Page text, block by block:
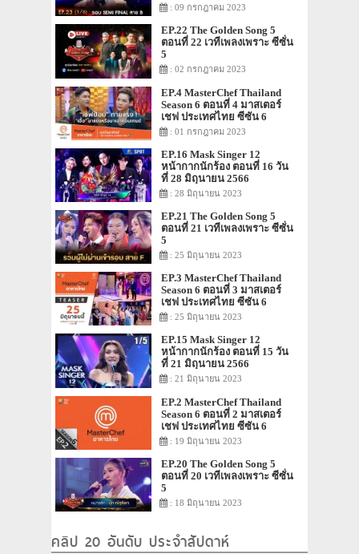
: 09 กรกฎาคม 2023
EP.22 The Golden Song 5
ตอนที่ 22 เวทีเพลงเพราะ ซีซั่น
5
: 02 กรกฎาคม 2023
EP.4 MasterChef Thailand
Season 6 ตอนที่ 4 มาสเตอร์
เชฟ ประเทศไทย ซีซัน 6
: 01 กรกฎาคม 2023
EP.16 Mask Singer 12
หน้ากากนักร้อง ตอนที่ 16 วัน
ที่ 28 มิถุนายน 2566
: 28 มิถุนายน 2023
EP.21 The Golden Song 5
ตอนที่ 21 เวทีเพลงเพราะ ซีซั่น
5
: 25 มิถุนายน 2023
EP.3 MasterChef Thailand
Season 6 ตอนที่ 3 มาสเตอร์
เชฟ ประเทศไทย ซีซัน 6
: 25 มิถุนายน 2023
EP.15 Mask Singer 12
หน้ากากนักร้อง ตอนที่ 15 วัน
ที่ 21 มิถุนายน 2566
: 21 มิถุนายน 2023
EP.2 MasterChef Thailand
Season 6 ตอนที่ 2 มาสเตอร์
เชฟ ประเทศไทย ซีซัน 6
: 19 มิถุนายน 2023
EP.20 The Golden Song 5
ตอนที่ 20 เวทีเพลงเพราะ ซีซั่น
5
: 18 มิถุนายน 2023
คลิป 20 อันดับ ประจำสัปดาห์